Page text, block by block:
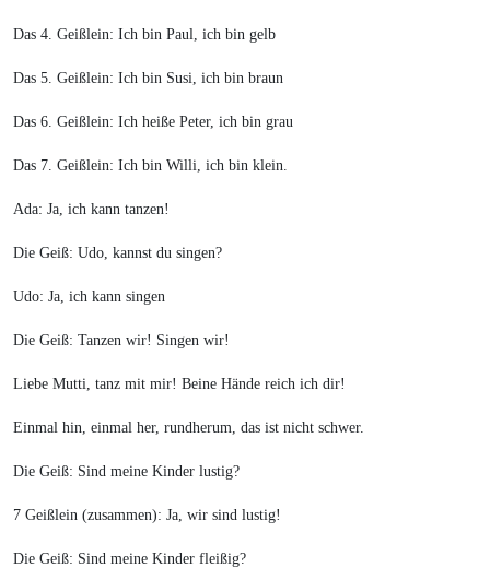
Das 4. Geißlein: Ich bin Paul, ich bin gelb
Das 5. Geißlein: Ich bin Susi, ich bin braun
Das 6. Geißlein: Ich heiße Peter, ich bin grau
Das 7. Geißlein: Ich bin Willi, ich bin klein.
Ada: Ja, ich kann tanzen!
Die Geiß: Udo, kannst du singen?
Udo: Ja, ich kann singen
Die Geiß: Tanzen wir! Singen wir!
Liebe Mutti, tanz mit mir! Beine Hände reich ich dir!
Einmal hin, einmal her, rundherum, das ist nicht schwer.
Die Geiß: Sind meine Kinder lustig?
7 Geißlein (zusammen): Ja, wir sind lustig!
Die Geiß: Sind meine Kinder fleißig?